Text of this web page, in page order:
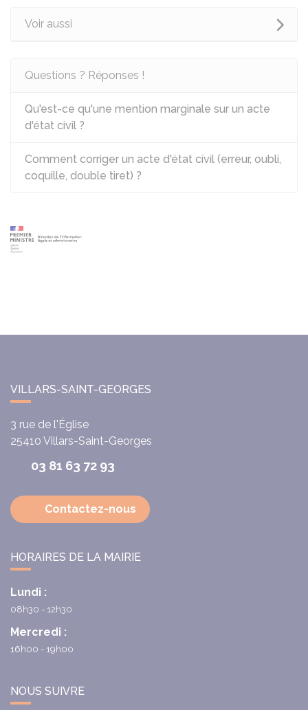
Voir aussi
Questions ? Réponses !
Qu'est-ce qu'une mention marginale sur un acte
d'état civil ?
Comment corriger un acte d'état civil (erreur, oubli,
coquille, double tiret) ?
VILLARS-SAINT-GEORGES
3 rue de l'Église
25410 Villars-Saint-Georges
03 81 63 72 93
Contactez-nous
HORAIRES DE LA MAIRIE
Lundi :
08h30 - 12h30
Mercredi :
16h00 - 19h00
NOUS SUIVRE